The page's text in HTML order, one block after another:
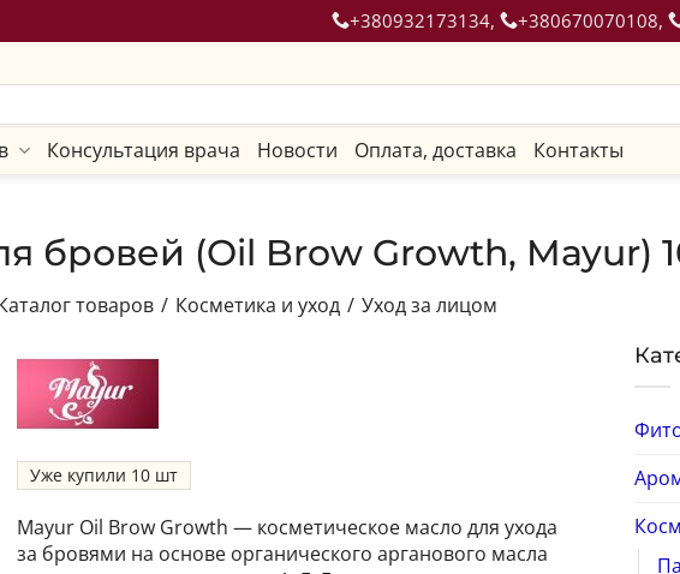
+380932173134, +380670070108,
Консультация врача Новости Оплата, доставка Контакты
бровей (Oil Brow Growth, Mayur)
товаров / Косметика и уход / Уход за лицом
Уже купили 10
Mayur Oil Brow Growth — косметическое масло для ухода
за бровями на основе органического арганового масла